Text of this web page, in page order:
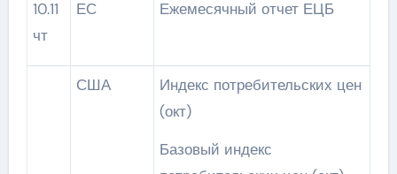
10.11
чт
ЕС Ежемесячный отчет ЕЦБ
США
Индекс потребительских цен
(окт)
Базовый индекс